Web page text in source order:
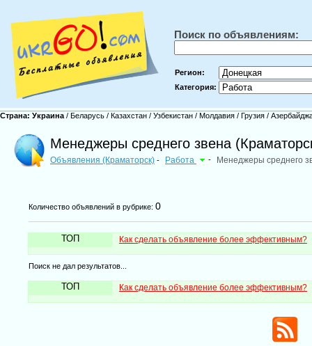
Поиск по объявлениям:
Регион:
Категория:
Страна: Украина / Беларусь / Казахстан / Узбекистан / Молдавия / Грузия /
Менеджеры среднего звена
Объявления (Краматорск) - Работа - Менеджеры среднего
Количество объявлений в рубрике: 0
ТОП Как сделать объявление более эффективным?
Поиск не дал результатов...
ТОП Как сделать объявление более эффективным?